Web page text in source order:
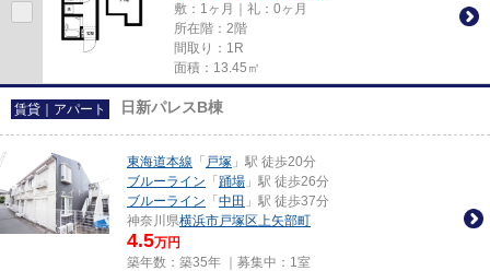
敷：1ヶ月｜礼：0ヶ月
所在階：2階
間取り：1R
面積：13.45㎡
賃貸｜アパート 日新パレスB棟
東海道本線 「 戸塚 」駅 徒歩20分
ブルーライン 「 踊場 」駅 徒歩26分
ブルーライン 「 中田 」駅 徒歩37分
神奈川県横浜市戸塚区上矢部町
4.5万円
築年数：築35年 ｜募集中： 1室